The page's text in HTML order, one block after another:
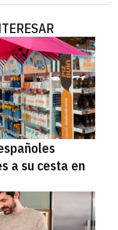
a su cesta en